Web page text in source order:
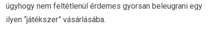
úgyhogy nem feltétlenül érdemes gyorsan beleugrani egy
ilyen “játékszer” vásárlásába.